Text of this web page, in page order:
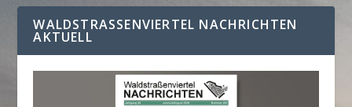
WALDSTRASSENVIERTEL NACHRICHTEN A
KTUELL